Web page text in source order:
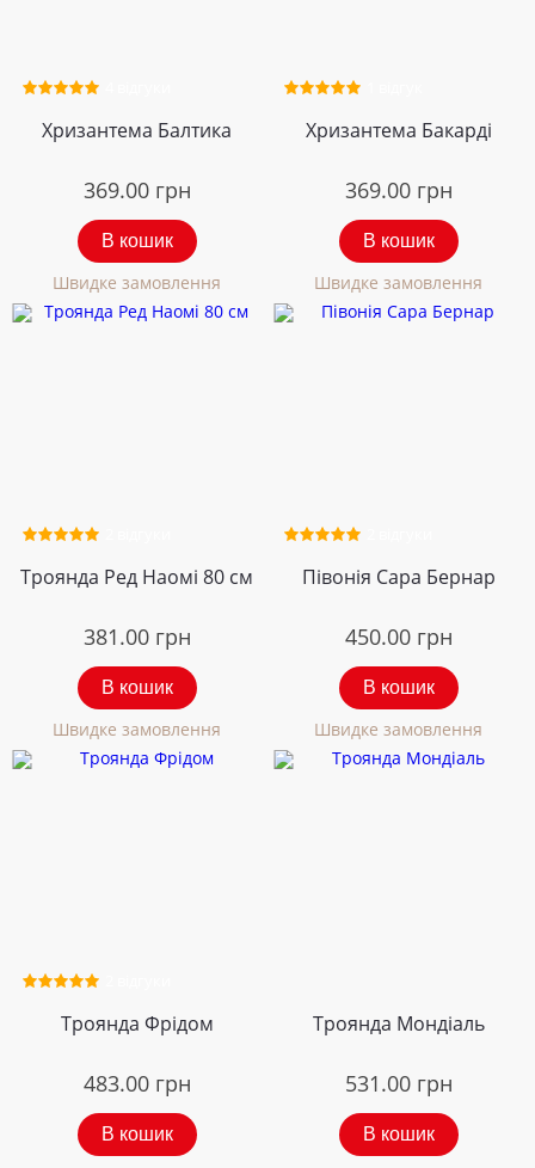
Хризантема Балтика
369.00 грн
В кошик
Швидке замовлення
Хризантема Бакарді
369.00 грн
В кошик
Швидке замовлення
Троянда Ред Наомі 80 см
381.00 грн
В кошик
Швидке замовлення
Півонія Сара Бернар
450.00 грн
В кошик
Швидке замовлення
Троянда Фрідом
483.00 грн
В кошик
Троянда Мондіаль
531.00 грн
В кошик